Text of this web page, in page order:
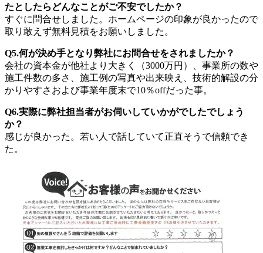
たとしたらどんなことがご不安でしたか？
すぐに問合せしました。ホームページの印象が良かったので
取り敢えず無料見積をお願いしました。
Q5.何が決め手となり弊社にお問合せをされましたか？
会社の資本金が他社より大きく（3000万円）、事業所の数や
施工件数の多さ、施工例の写真や出来映え、技術的解設の分
かりやすさおよび事業年度末で10％offだった事。
Q6.実際に弊社担当者がお伺いしていかがでしたでしょう
か？
感じが良かった。若い人で話していて正直そうで信頼でき
た。